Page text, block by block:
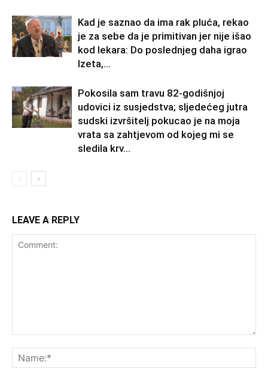
Kad je saznao da ima rak pluća, rekao
je za sebe da je primitivan jer nije išao
kod lekara: Do poslednjeg daha igrao
Izeta,...
Pokosila sam travu 82-godišnjoj
udovici iz susjedstva; sljedećeg jutra
sudski izvršitelj pokucao je na moja
vrata sa zahtjevom od kojeg mi se
sledila krv...
LEAVE A REPLY